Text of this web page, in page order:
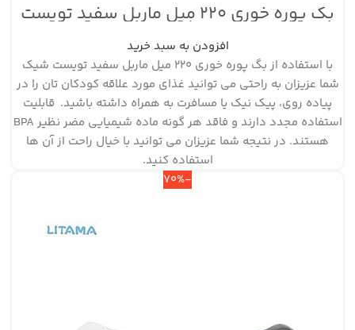
بگ پوره خوری ۲۲۰ میل ماربل سفید تویست
شیک
افزودن به سبد خرید
با استفاده از بگ پوره خوری ۲۲۰ میل ماربل سفید تویست شیک
شما عزیزان به راحتی می توانید غذای مورد علاقه کودکان تان را در
پیاده روی، پیک نیک یا مسافرت به همراه داشته باشید. قابلیت
استفاده مجدد دارند و فاقد هر گونه ماده شیمیایی مضر نظیر BPA
هستند. در نتیجه شما عزیزان می توانید با خیال راحت از آن ها
استفاده کنید.
-70%